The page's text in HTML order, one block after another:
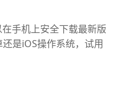
手机上安全下载最新版
是iOS操作系统，试用